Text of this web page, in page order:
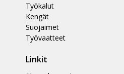
Työkalut
Kengät
Suojaimet
Työvaatteet
Linkit